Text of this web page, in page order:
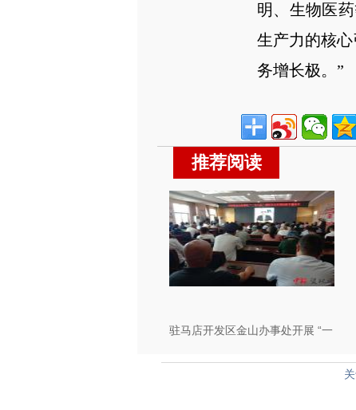
明、生物医
生产力的核
务增长极。”
推荐阅读
驻马店开发区金山办事处开展 “一
专六员” 消防安全实用技能培训